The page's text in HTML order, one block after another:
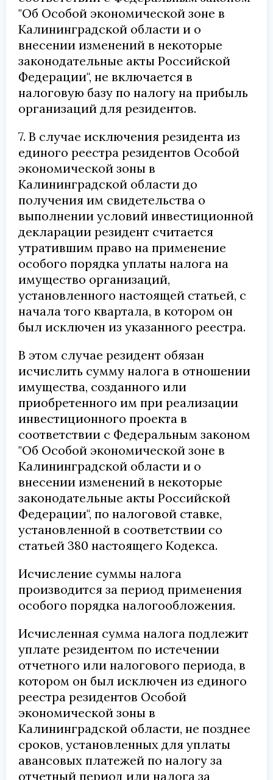
"Об Особой экономической зоне в
Калининградской области и о
внесении изменений в некоторые
законодательные акты Российской
Федерации", не включается в
налоговую базу по налогу на прибыль
организаций для резидентов.
7. В случае исключения резидента из
единого реестра резидентов Особой
экономической зоны в
Калининградской области до
получения им свидетельства о
выполнении условий инвестиционной
декларации резидент считается
утратившим право на применение
особого порядка уплаты налога на
имущество организаций,
установленного настоящей статьей, с
начала того квартала, в котором он
был исключен из указанного реестра.
В этом случае резидент обязан
исчислить сумму налога в отношении
имущества, созданного или
приобретенного им при реализации
инвестиционного проекта в
соответствии с Федеральным законом
"Об Особой экономической зоне в
Калининградской области и о
внесении изменений в некоторые
законодательные акты Российской
Федерации", по налоговой ставке,
установленной в соответствии со
статьей 380 настоящего Кодекса.
Исчисление суммы налога
производится за период применения
особого порядка налогообложения.
Исчисленная сумма налога подлежит
уплате резидентом по истечении
отчетного или налогового периода, в
котором он был исключен из единого
реестра резидентов Особой
экономической зоны в
Калининградской области, не позднее
сроков, установленных для уплаты
авансовых платежей по налогу за
отчетный период или налога за